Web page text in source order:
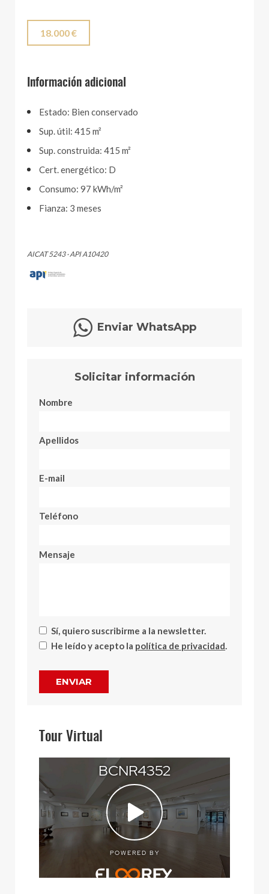
18.000 €
Información adicional
Estado: Bien conservado
Sup. útil: 415 m²
Sup. construida: 415 m²
Cert. energético: D
Consumo: 97 kWh/m²
Fianza: 3 meses
AICAT 5243 · API A10420
Enviar WhatsApp
Solicitar información
Nombre
Apellidos
E-mail
Teléfono
Mensaje
Sí, quiero suscribirme a la newsletter.
He leído y acepto la política de privacidad.
ENVIAR
Tour Virtual